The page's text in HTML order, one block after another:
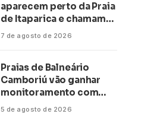
aparecem perto da Praia
de Itaparica e chamam
atenção no litoral do
7 de agosto de 2026
Praias de Balneário
Camboriú vão ganhar
monitoramento com
inteligência artificial
5 de agosto de 2026